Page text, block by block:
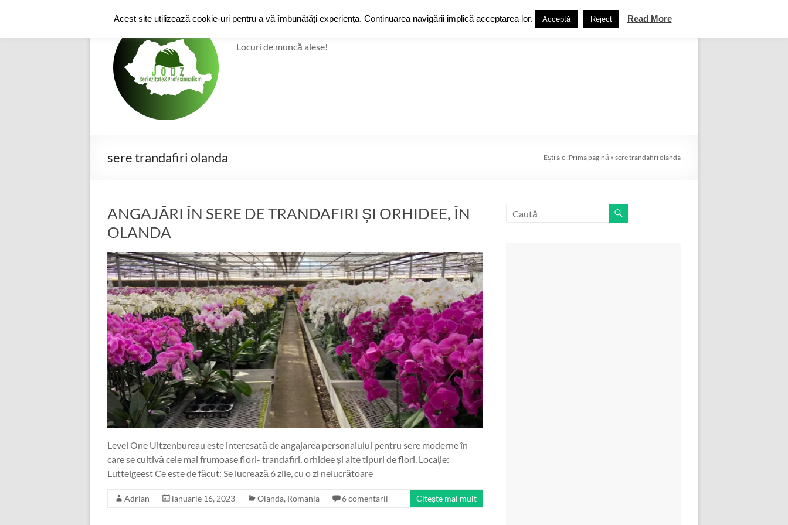
e-JobZ
Locuri de muncă alese!
Grup de Facebook Termeni și condiții
sere trandafiri olanda Ești aici:Prima pagină » sere trandafiri olanda
ANGAJĂRI ÎN SERE DE TRANDAFIRI ȘI ORHIDEE, ÎN
OLANDA
Level One Uitzenbureau este interesată de angajarea personalului pentru sere moderne în
care se cultivă cele mai frumoase flori- trandafiri, orhidee și alte tipuri de flori. Locație:
Luttelgeest Ce este de făcut: Se lucrează 6 zile, cu o zi nelucrătoare
Adrian ianuarie 16, 2023 Olanda, Romania 6 comentarii Citește mai mult
Acest site utilizează cookie-uri pentru a vă îmbunătăți experiența. Continuarea navigării implică acceptarea lor. Acceptă Reject Read More